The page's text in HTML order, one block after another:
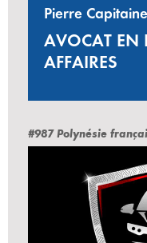
Pierre Capitaine
AVOCAT EN
AFFAIRES
#987 Polynésie